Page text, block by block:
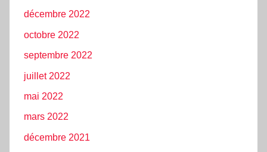
décembre 2022
octobre 2022
septembre 2022
juillet 2022
mai 2022
mars 2022
décembre 2021